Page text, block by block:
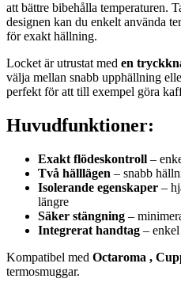
att bättre bibehålla temperaturen.
designen kan du enkelt använda
för exakt hällning.
Locket är utrustat med en
välja mellan snabb upphällning
perfekt för att till exempel göra
Huvudfunktioner:
Exakt flödeskontroll –
Två hälllägen – snabb
Isolerande egenskaper –
längre
Säker stängning –
Integrerat handtag –
Kompatibel med Octaroma ,
termosmuggar.